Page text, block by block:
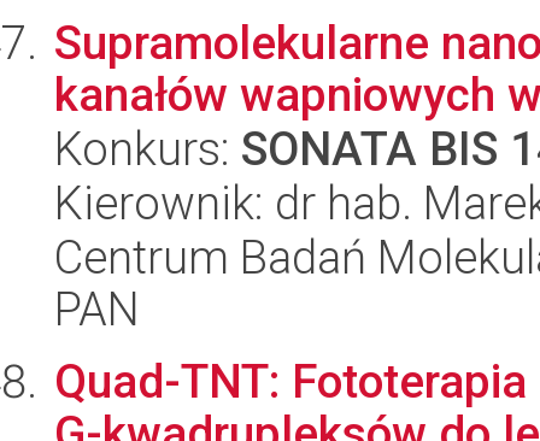
Supramolekularne
kanałów wapniowych
Konkurs: SONATA BIS
Kierownik: dr hab.
Centrum Badań
PAN
Quad-TNT: